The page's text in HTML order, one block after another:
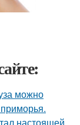
можно